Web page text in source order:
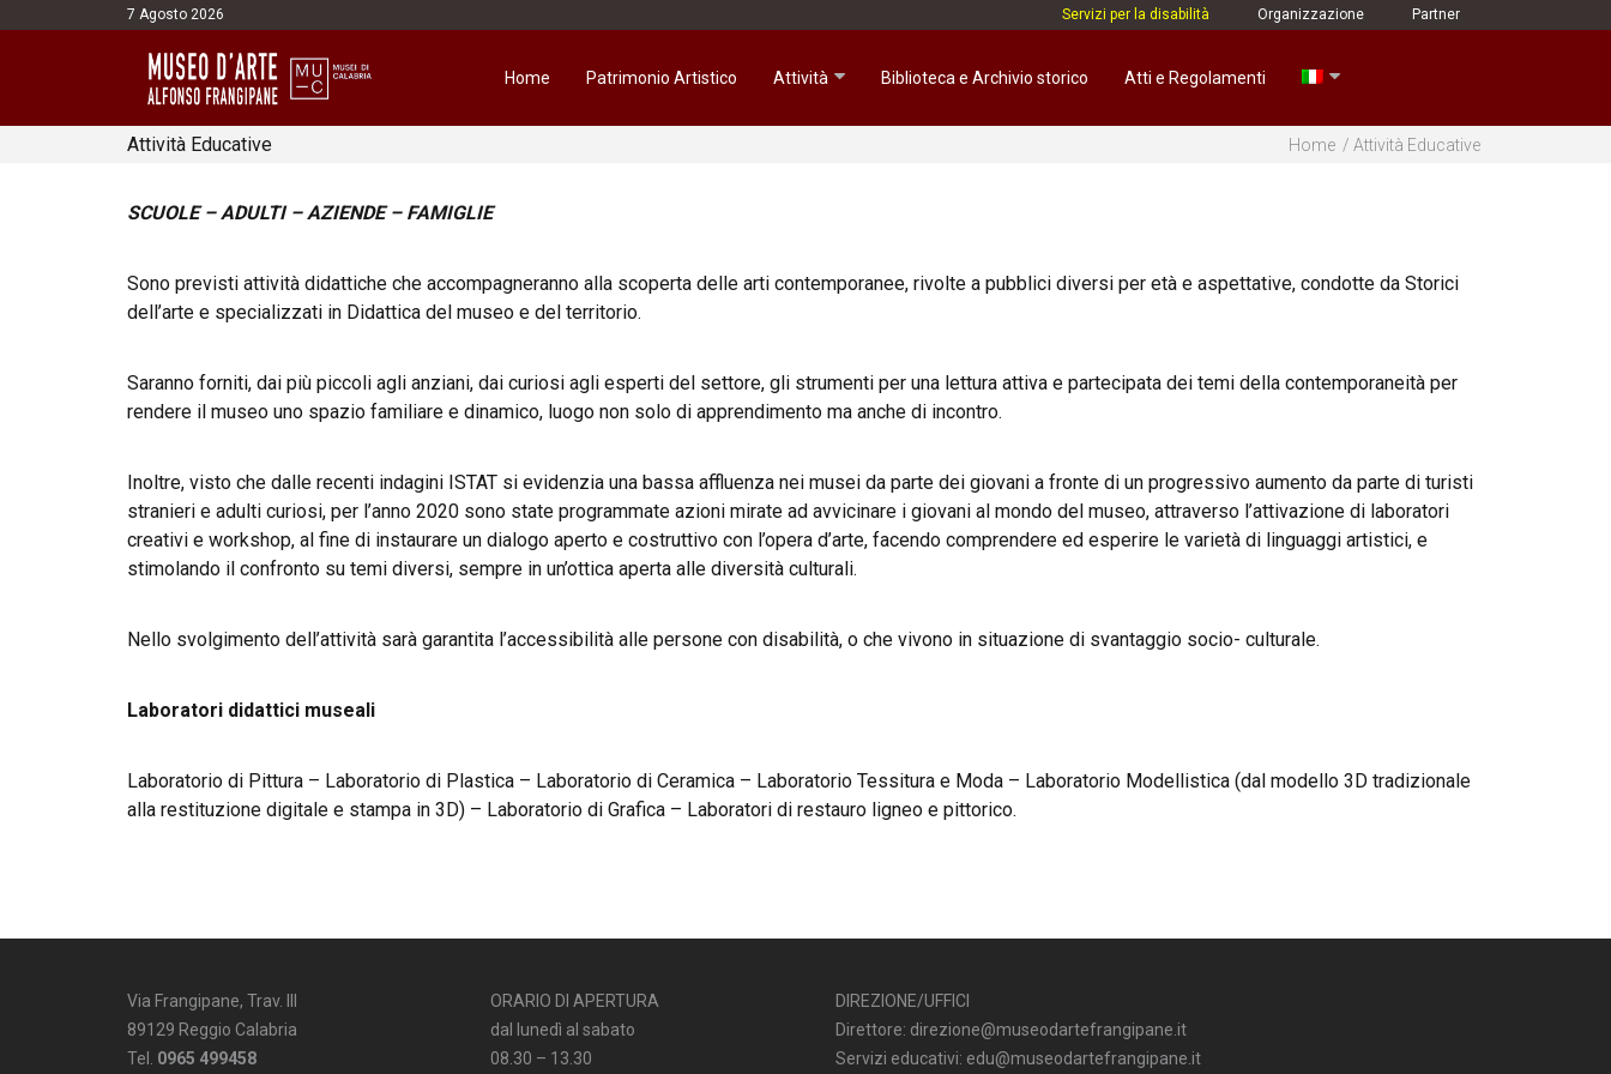
7 Agosto 2026 Servizi per la disabilità Organizzazione Partner
Home Patrimonio Artistico Attività Biblioteca e Archivio storico Atti e Regolamenti
Attività Educative Home Attività Educative
SCUOLE – ADULTI – AZIENDE – FAMIGLIE
Sono previsti attività didattiche che accompagneranno alla scoperta delle arti contemporanee, rivolte a pubblici diversi per età e aspettative, condotte da Storici
dell’arte e specializzati in Didattica del museo e del territorio.
Saranno forniti, dai più piccoli agli anziani, dai curiosi agli esperti del settore, gli strumenti per una lettura attiva e partecipata dei temi della contemporaneità per
rendere il museo uno spazio familiare e dinamico, luogo non solo di apprendimento ma anche di incontro.
Inoltre, visto che dalle recenti indagini ISTAT si evidenzia una bassa affluenza nei musei da parte dei giovani a fronte di un progressivo aumento da parte di turisti
stranieri e adulti curiosi, per l’anno 2020 sono state programmate azioni mirate ad avvicinare i giovani al mondo del museo, attraverso l’attivazione di laboratori
creativi e workshop, al fine di instaurare un dialogo aperto e costruttivo con l’opera d’arte, facendo comprendere ed esperire le varietà di linguaggi artistici, e
stimolando il confronto su temi diversi, sempre in un’ottica aperta alle diversità culturali.
Nello svolgimento dell’attività sarà garantita l’accessibilità alle persone con disabilità, o che vivono in situazione di svantaggio socio- culturale.
Laboratori didattici museali
Laboratorio di Pittura – Laboratorio di Plastica – Laboratorio di Ceramica – Laboratorio Tessitura e Moda – Laboratorio Modellistica (dal modello 3D tradizionale
alla restituzione digitale e stampa in 3D) – Laboratorio di Grafica – Laboratori di restauro ligneo e pittorico.
Via Frangipane, Trav. III
89129 Reggio Calabria
Tel. 0965 499458
ORARIO DI APERTURA
dal lunedì al sabato
08.30 – 13.30
DIREZIONE/UFFICI
Direttore: direzione@museodartefrangipane.it
Servizi educativi: edu@museodartefrangipane.it